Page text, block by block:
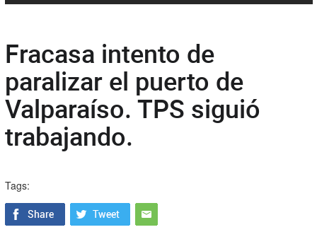
Fracasa intento de
paralizar el puerto de
Valparaíso. TPS siguió
trabajando.
Tags: